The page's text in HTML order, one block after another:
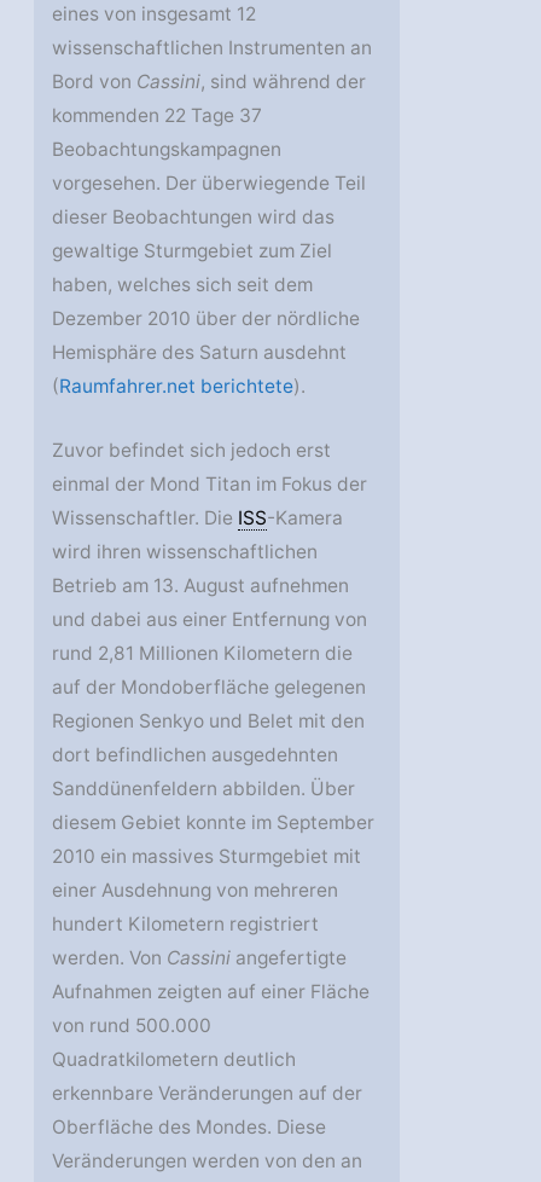
eines von insgesamt 12
wissenschaftlichen Instrumenten an
Bord von Cassini, sind während der
kommenden 22 Tage 37
Beobachtungskampagnen
vorgesehen. Der überwiegende Teil
dieser Beobachtungen wird das
gewaltige Sturmgebiet zum Ziel
haben, welches sich seit dem
Dezember 2010 über der nördliche
Hemisphäre des Saturn ausdehnt
(Raumfahrer.net berichtete).
Zuvor befindet sich jedoch erst
einmal der Mond Titan im Fokus der
Wissenschaftler. Die ISS-Kamera
wird ihren wissenschaftlichen
Betrieb am 13. August aufnehmen
und dabei aus einer Entfernung von
rund 2,81 Millionen Kilometern die
auf der Mondoberfläche gelegenen
Regionen Senkyo und Belet mit den
dort befindlichen ausgedehnten
Sanddünenfeldern abbilden. Über
diesem Gebiet konnte im September
2010 ein massives Sturmgebiet mit
einer Ausdehnung von mehreren
hundert Kilometern registriert
werden. Von Cassini angefertigte
Aufnahmen zeigten auf einer Fläche
von rund 500.000
Quadratkilometern deutlich
erkennbare Veränderungen auf der
Oberfläche des Mondes. Diese
Veränderungen werden von den an